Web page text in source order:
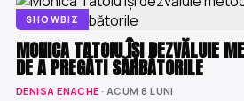
SHOWBIZ
MONICA TATOIU ÎȘI DEZVĂLUIE
DE A PREGĂTI SĂRBĂTORILE
DENISA ENACHE · ACUM 8 LUNI